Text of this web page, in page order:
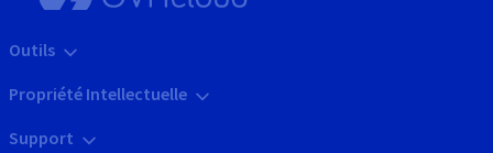
Outils
Propriété Intellectuelle
Support